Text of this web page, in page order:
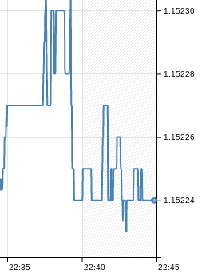
22:35 22:40 22:45
1.15224
1.15226
1.15228
1.15230